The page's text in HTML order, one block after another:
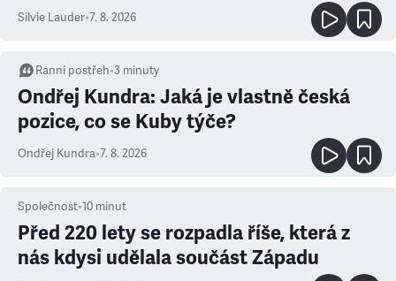
Silvie Lauder•7. 8. 2026
Ranní postřeh•3 minuty
Ondřej Kundra: Jaká je vlastně česká
pozice, co se Kuby týče?
Ondřej Kundra•7. 8. 2026
Společnost•10 minut
Před 220 lety se rozpadla říše, která z
nás kdysi udělala součást Západu